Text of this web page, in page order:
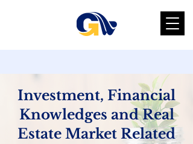
Investment, Financial
Knowledges and Real
Estate Market Related